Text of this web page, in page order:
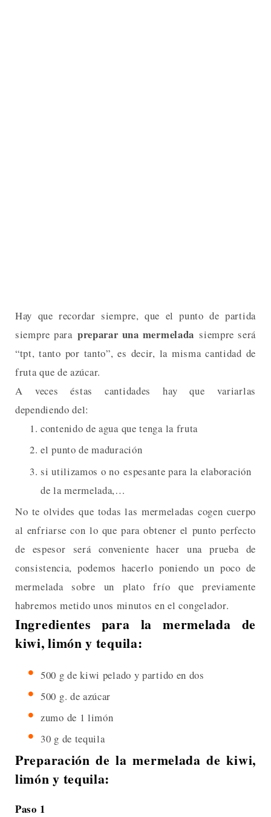
Hay que recordar siempre, que el punto de partida
siempre parapreparar una mermelada siempre será
“tpt, tanto por tanto”, es decir, la misma cantidad de
fruta que de azúcar.
A veces éstas cantidades hay que variarlas
dependiendo del:
contenido de agua que tenga la fruta
el punto de maduración
si utilizamos o no espesante para la elaboración
de la mermelada,…
No te olvides que todas las mermeladas cogen cuerpo
al enfriarse con lo que para obtener el punto perfecto
de espesor será conveniente hacer una prueba de
consistencia, podemos hacerlo poniendo un poco de
mermelada sobre un plato frío que previamente
habremos metido unos minutos en el congelador.
Ingredientes para la mermelada de
kiwi, limón y tequila:
500 g de kiwi pelado y partido en dos
500 g. de azúcar
zumo de 1 limón
30 g de tequila
Preparación de la mermelada de kiwi,
limón y tequila:
Paso 1